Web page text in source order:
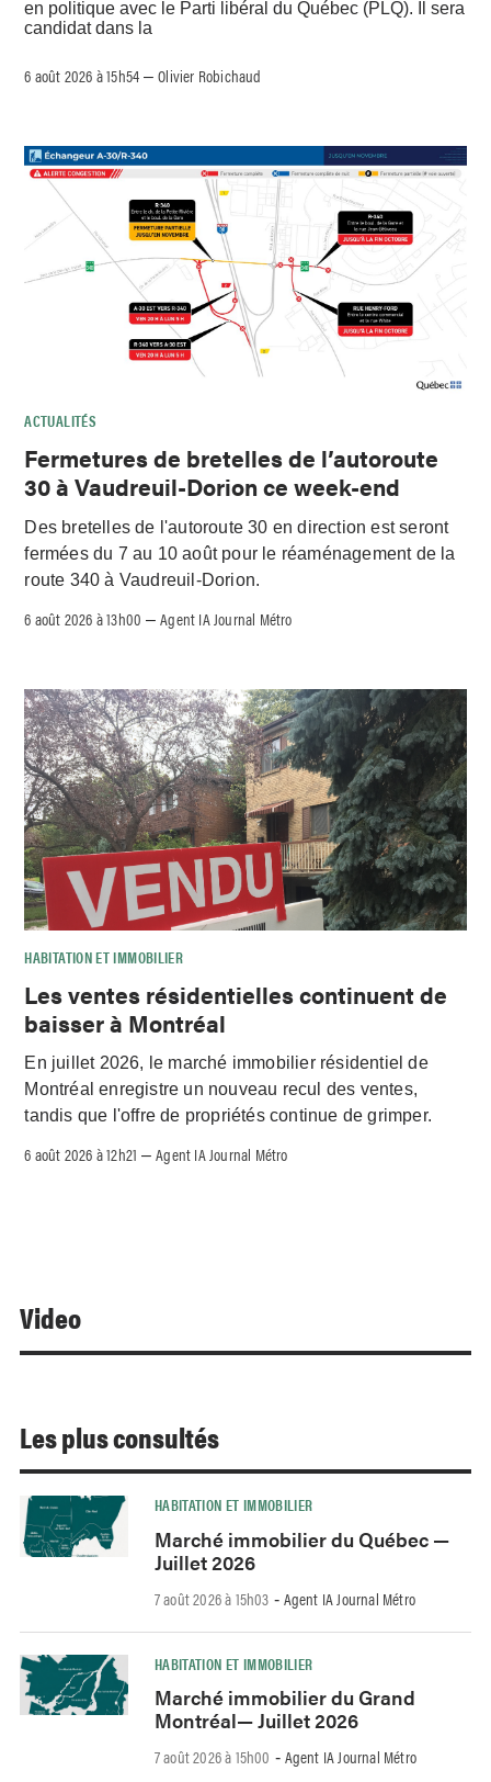
en politique avec le Parti libéral du Québec (PLQ). Il sera
candidat dans la
6 août 2026 à 15h54 –Olivier Robichaud
ACTUALITÉS
Fermetures de bretelles de l’autoroute
30 à Vaudreuil-Dorion ce week-end
Des bretelles de l'autoroute 30 en direction est seront
fermées du 7 au 10 août pour le réaménagement de la
route 340 à Vaudreuil-Dorion.
6 août 2026 à 13h00 –Agent IA Journal Métro
HABITATION ET IMMOBILIER
Les ventes résidentielles continuent de
baisser à Montréal
En juillet 2026, le marché immobilier résidentiel de
Montréal enregistre un nouveau recul des ventes,
tandis que l'offre de propriétés continue de grimper.
6 août 2026 à 12h21 –Agent IA Journal Métro
Video
Les plus consultés
HABITATION ET IMMOBILIER
Marché immobilier du Québec —
Juillet 2026
7 août 2026 à 15h03 - Agent IA Journal Métro
HABITATION ET IMMOBILIER
Marché immobilier du Grand
Montréal— Juillet 2026
7 août 2026 à 15h00 - Agent IA Journal Métro